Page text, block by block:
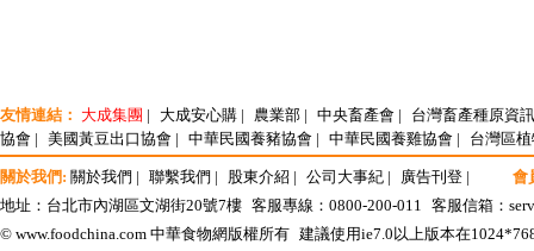
友情連結： 大成集團 | 大成安心購 | 農業部 | 中央畜產會 |
台灣畜產種原資
協會 | 美國黃豆出口協會 | 中華民國養豬協會 | 中華民國養雞協會 | 台灣區
關於我們: 關於我們 | 聯繫我們 | 股東介紹 | 公司大事紀 | 廣告刊登 |
會
地址：台北市內湖區文湖街20號7樓 客服專線：0800-200-011 客服信箱：
© www.foodchina.com 中華食物網版權所有 建議使用ie7.0以上版本在